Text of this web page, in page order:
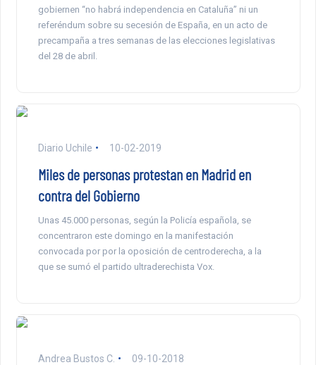
gobiernen “no habrá independencia en Cataluña” ni un
referéndum sobre su secesión de España, en un acto de
precampaña a tres semanas de las elecciones legislativas
del 28 de abril.
Diario Uchile 10-02-2019
Miles de personas protestan en Madrid en
contra del Gobierno
Unas 45.000 personas, según la Policía española, se
concentraron este domingo en la manifestación
convocada por por la oposición de centroderecha, a la
que se sumó el partido ultraderechista Vox.
Andrea Bustos C. 09-10-2018